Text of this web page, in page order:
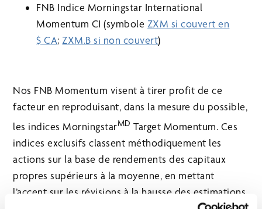
FNB Indice Morningstar International
Momentum CI (symbole ZXM si couvert en
$ CA; ZXM.B si non couvert)
Nos FNB Momentum visent à tirer profit de ce
facteur en reproduisant, dans la mesure du possible,
les indices MorningstarMD Target Momentum. Ces
indices exclusifs classent méthodiquement les
actions sur la base de rendements des capitaux
propres supérieurs à la moyenne, en mettant
l’accent sur les révisions à la hausse des estimations